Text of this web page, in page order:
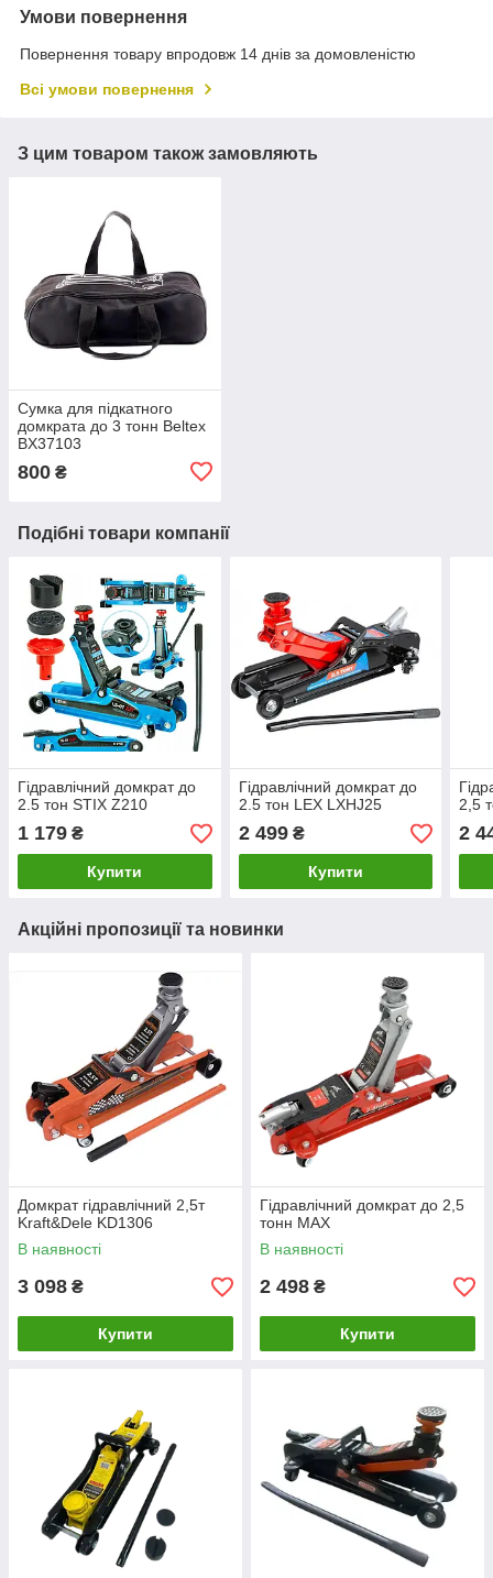
Умови повернення
Повернення товару впродовж 14 днів за домовленістю
Всі умови повернення
З цим товаром також замовляють
Сумка для підкатного
домкрата до 3 тонн Beltex
BX37103
800 ₴
Подібні товари компанії
Гідравлічний домкрат до
2.5 тон STIX Z210
1 179 ₴
Купити
Гідравлічний домкрат до
2.5 тон LEX LXHJ25
2 499₴
Купити
2,5
2
Акційні пропозиції та новинки
Домкрат гідравлічний 2,5т
Kraft&Dele KD1306
В наявності
3 098 ₴
Купити
Гідравлічний домкрат до 2,5
тонн MAX
В наявності
2 498 ₴
Купити